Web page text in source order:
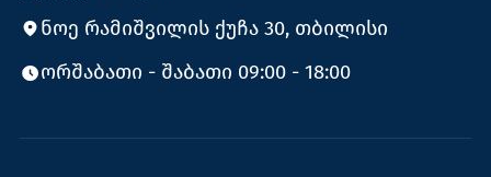
ნოე რამიშვილის ქუჩა 30, თბილისი
ორშაბათი - შაბათი 09:00 - 18:00